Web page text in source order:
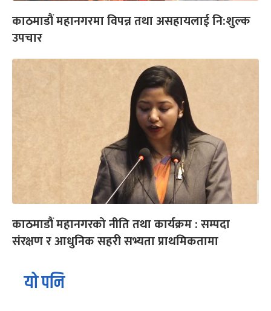
काठमाडौं महानगरमा विपन्न तथा असहायलाई नि:शुल्क
उपचार
काठमाडौं महानगरको नीति तथा कार्यक्रम : सम्पदा
संरक्षण र आधुनिक सहरी सभ्यता प्राथमिकतामा
यो पनि